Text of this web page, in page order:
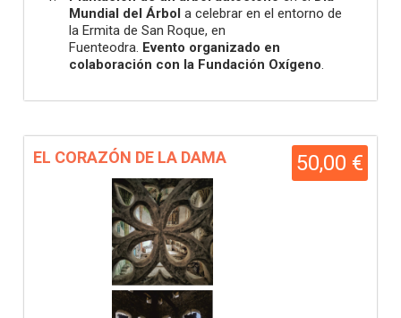
Mundial del Árbol a celebrar en el entorno de
la Ermita de San Roque, en
Fuenteodra. Evento organizado en
colaboración con la Fundación Oxígeno.
50,00 €
EL CORAZÓN DE LA DAMA